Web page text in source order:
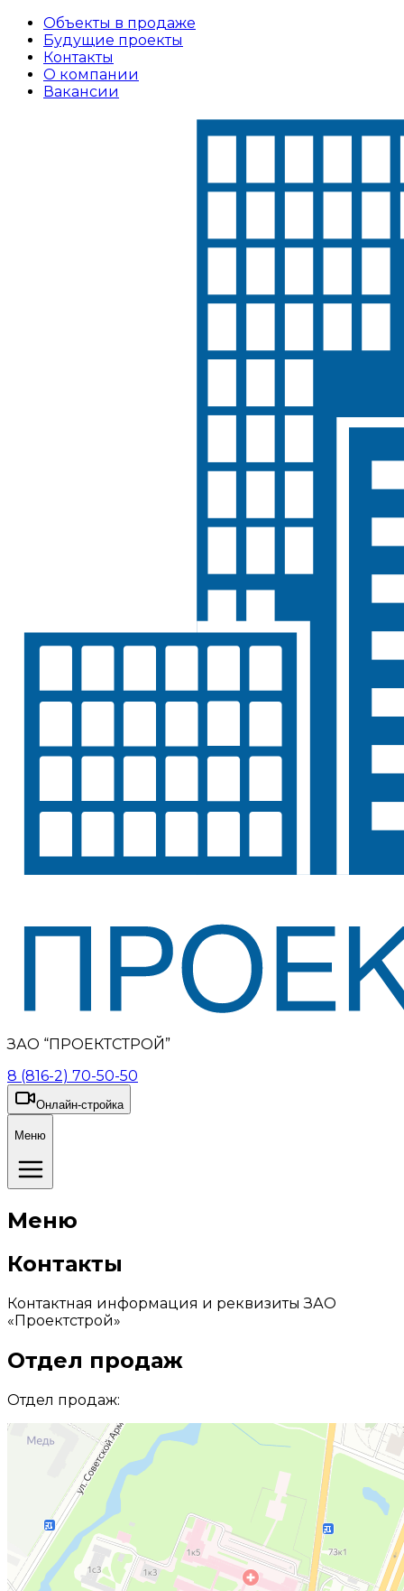
Объекты в продаже
Будущие проекты
Контакты
О компании
Вакансии
ЗАО “ПРОЕКТСТРОЙ”
8 (816-2) 70-50-50
Онлайн-стройка
Меню
Меню
Контакты
Контактная информация и реквизиты ЗАО
«Проектстрой»
Отдел продаж
Отдел продаж: